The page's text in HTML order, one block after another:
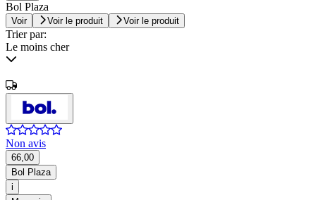
Bol Plaza
Voir Voir le produit Voir le produit
Trier par:
Le moins cher
Non avis
66,00
Bol Plaza
i